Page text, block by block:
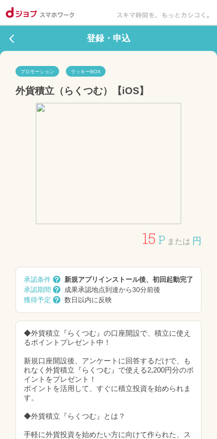
登録・申込
プロモーション ラッキーBOX
外貨積立（らくつむ）【iOS】
15 P または 円
承認条件
新規アプリインストール後、初回起動完了
承認期間
成果承認地点到達から30分前後
獲得予定
数日以内に反映
◆外貨積立『らくつむ』の口座開設で、積立に使え
るポイントプレゼント中！
新規口座開設後、アンケートに回答するだけで、も
れなく外貨積立『らくつむ』で使える2,200円分のポ
イントをプレゼント！
ポイントを活用して、すぐに積立投資を始められま
す。
◆外貨積立『らくつむ』とは？
手軽に外貨投資を始めたい方に向けて作られた、ス